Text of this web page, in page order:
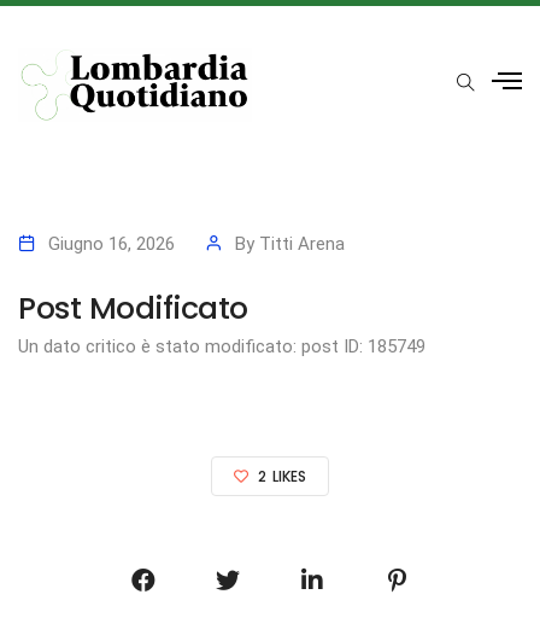
Giugno 16, 2026 By Titti Arena
Post Modificato
Un dato critico è stato modificato: post ID: 185749
2 LIKES